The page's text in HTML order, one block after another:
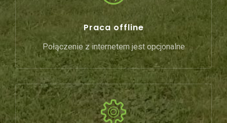
Praca offline
Połączenie z internetem jest opcjonalne